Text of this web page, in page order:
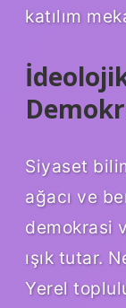
katılım
Siyaset
ağacı ve
demokrasi
ışık tutar.
Yerel